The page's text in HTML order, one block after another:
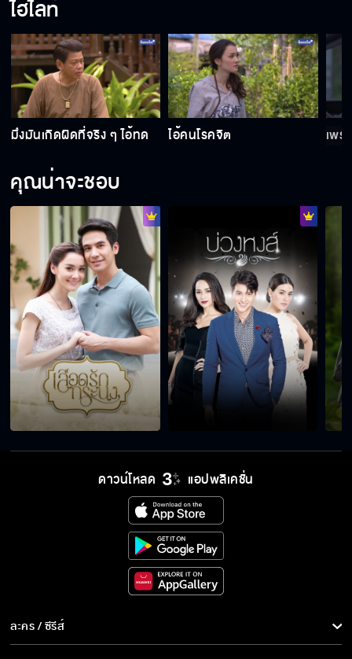
ไม่รักก็คงไม่ห่วงอย่างนี้นะขอรับ
พวกเอ็งต้องเข้าใจตามที่ข้าบอก
กระจกสะท้อนอดีต
เพราะอดีตทำให้ฉันรักเขา
ไอ้คนโรคจิต
มึงมันเกิดผิดที่จริง ๆ ไอ้ทด
ไฮไลท์
มึงมันเกิดผิดที่จริง ๆ ไอ้ทด ไอ้คนโรคจิต เพร
คุณน่าจะชอบ
ดาวน์โหลด แอปพลิเคชั่น
ละคร / ซีรีส์
ละคร/ซีรีส์